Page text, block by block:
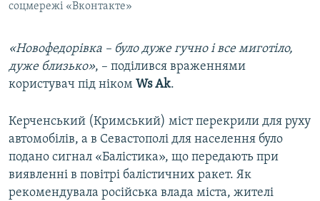
соцмережі «Вконтакте»
«Новофедорівка – було дуже гучно і все миготіло,
дуже близько», – поділився враженнями
користувач під ніком Ws Ak.
Керченський (Кримський) міст перекрили для руху
автомобілів, а в Севастополі для населення було
подано сигнал «Балістика», що передають при
виявленні в повітрі балістичних ракет. Як
рекомендувала російська влада міста, жителі